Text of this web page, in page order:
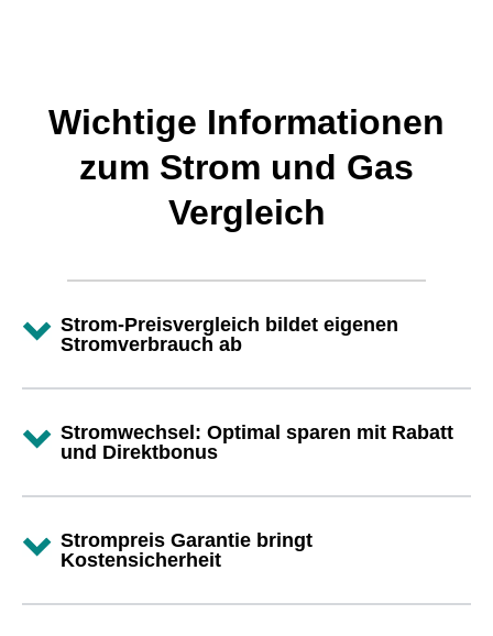
Wichtige Informationen
zum Strom und Gas
Vergleich
Strom-Preisvergleich bildet eigenen
Stromverbrauch ab
Stromwechsel: Optimal sparen mit Rabatt
und Direktbonus
Strompreis Garantie bringt
Kostensicherheit